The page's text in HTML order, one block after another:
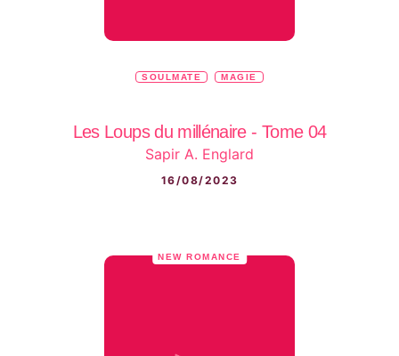
SOULMATE MAGIE
Les Loups du millénaire - Tome 04
Sapir A. Englard
16/08/2023
NEW ROMANCE